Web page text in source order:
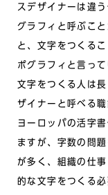
スデザイナーは違
グラフィと呼ぶこ
と、文字をつくる
ポグラフィと言って
文字をつくる人は
ザイナーと呼べる
ヨーロッパの活字
ますが、字数の問
が多く、組織の仕
的な文字をつくる